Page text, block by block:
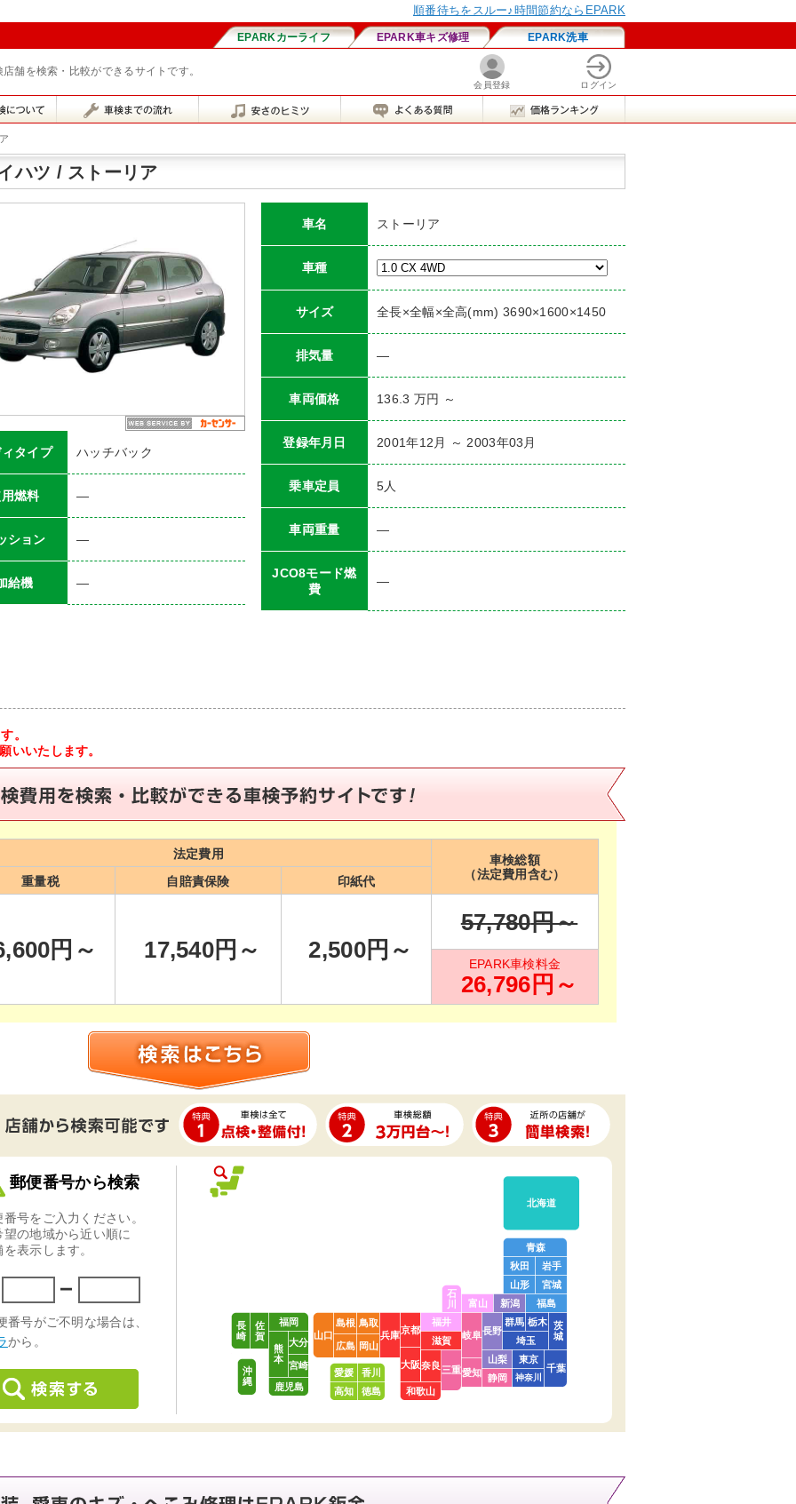
舗を検索・比較ができるサイトです。
ハツ / ストーリア
タイプ ハッチバック
燃料 ―
ション ―
給機 ―
車名 ストーリア
車種
サイズ 全長×全幅×全高(mm) 3690×1600×1450
排気量 ―
車両価格 136.3 万円 ～
登録年月日 2001年12月 ～ 2003年03月
乗車定員 5人
車両重量 ―
JCO8モード燃
費
―
。
いいたします。
法定費用
車検総額
（法定費用含む）
重量税 自賠責保険 印紙代
円～ 17,540円～ 2,500円～
57,780円～
EPARK車検料金
26,796 円～
北海道
青森
岩手
宮城
秋田
山形
福島
茨
城
栃木
群馬
埼玉
千葉
東京
神奈川
新潟
山梨
長野
富山
石
川
福井
岐阜
静岡
愛知
三重
滋賀
京都
大阪
兵庫
奈良
和歌山
鳥取
岡山
島根
広島
山口
徳島
香川
愛媛
高知
福岡
佐
賀
長
崎
熊
本
大分
宮崎
鹿児島
沖
縄